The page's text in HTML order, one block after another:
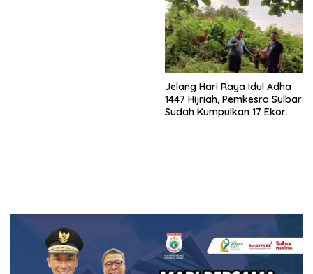
Jelang Hari Raya Idul Adha
1447 Hijriah, Pemkesra Sulbar
Sudah Kumpulkan 17 Ekor